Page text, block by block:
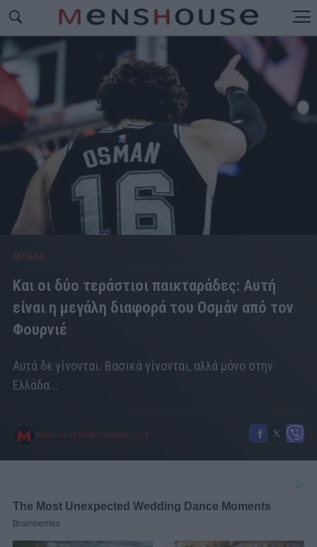
ΜΠΑΛΑ
Και οι δύο τεράστιοι παικταράδες: Αυτή
είναι η μεγάλη διαφορά του Οσμάν από τον
Φουρνιέ
Αυτά δε γίνονται. Βασικά γίνονται, αλλά μόνο στην
Ελλάδα...
MENSHOUSE TEAM 07/09/2024 17:39